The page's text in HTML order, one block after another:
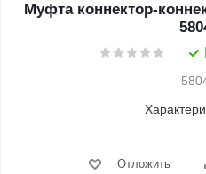
Муфта коннектор-
Отложить